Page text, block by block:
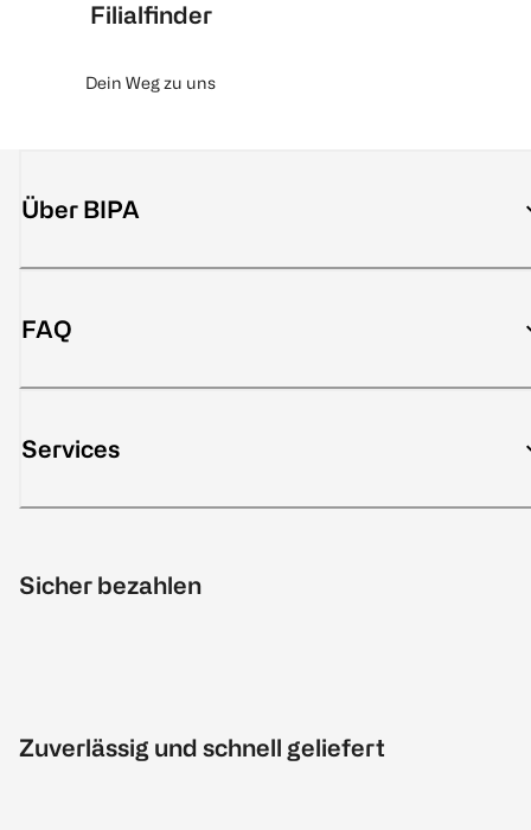
Filialfinder
Dein Weg zu uns
Über BIPA
FAQ
Services
Sicher bezahlen
Zuverlässig und schnell geliefert